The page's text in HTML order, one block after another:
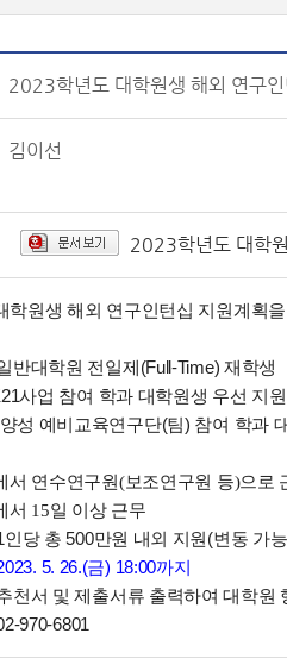
2023학년도 대학원생 해외 연구
김이선
2023학년도 대학
학원생 해외 연구인턴십 지원계획
반대학원 전일제(Full-Time) 재학생
사업 참여 학과 대학원생 우선 지원
성 예비교육연구단(팀) 참여 학과
서 연수연구원(보조연구원 등)으로
서 15일 이상 근무
당 총 500만원 내외 지원(변동 가
5. 26.(금) 18:00까지
천서 및 제출서류 출력하여 대학원
970-6801